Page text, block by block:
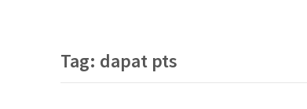
Tag: dapat pts